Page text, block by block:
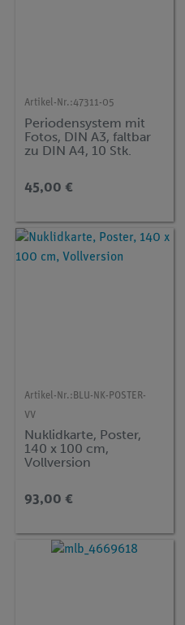
Artikel-Nr.:47311-05
Periodensystem mit
Fotos, DIN A3, faltbar
zu DIN A4, 10 Stk.
45,00 €
Artikel-Nr.: BLU-NK-POSTER-
VV
Nuklidkarte, Poster,
140 x 100 cm,
Vollversion
93,00 €